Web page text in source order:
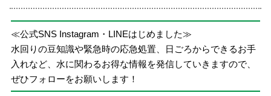
≪公式SNS Instagram・LINEはじめました≫
水回りの豆知識や緊急時の応急処置、日ごろからできるお手
入れなど、水に関わるお得な情報を発信していきますので、
ぜひフォローをお願いします！